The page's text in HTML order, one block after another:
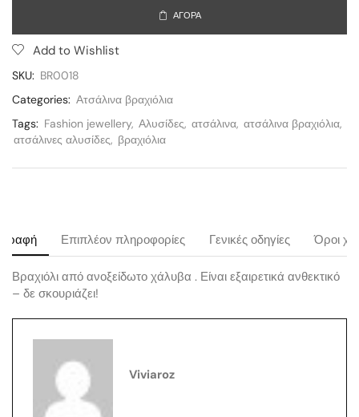
ΑΓΟΡΆ
Add to Wishlist
SKU: BR0018
Categories: Ατσάλινα βραχιόλια
Tags: Fashion jewellery, Αλυσίδες, ατσάλινα, ατσάλινα βραχιόλια,
ατσάλινες αλυσίδες, βραχιόλια
Επιπλέον πληροφορίες Γενικές οδηγίες Όροι
Βραχιόλι από ανοξείδωτο χάλυβα . Είναι εξαιρετικά ανθεκτικό
– δε σκουριάζει!
Viviaroz